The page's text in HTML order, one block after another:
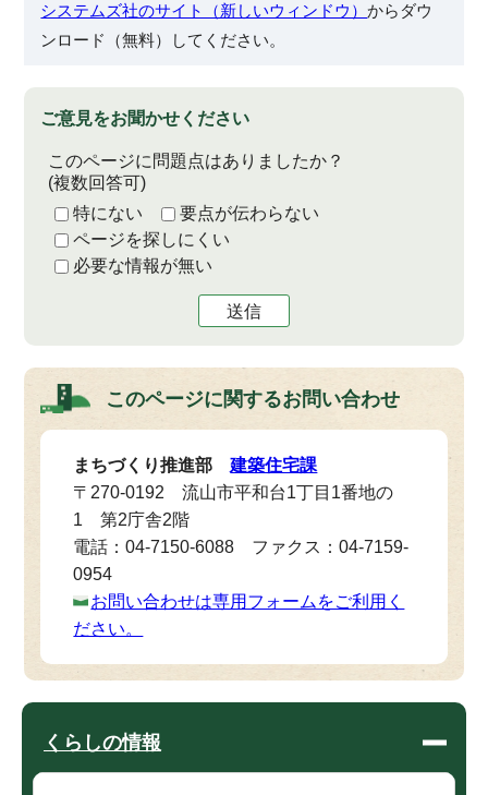
システムズ社のサイト（新しいウィンドウ）からダウ
ンロード（無料）してください。
ご意見をお聞かせください
このページに問題点はありましたか？
(複数回答可)
特にない
要点が伝わらない
ページを探しにくい
必要な情報が無い
送信
このページに関するお問い合わせ
まちづくり推進部建築住宅課
〒270-0192 流山市平和台1丁目1番地の
1 第2庁舎2階
電話：04-7150-6088 ファクス：04-7159-
0954
お問い合わせは専用フォームをご利用く
ださい。
くらしの情報